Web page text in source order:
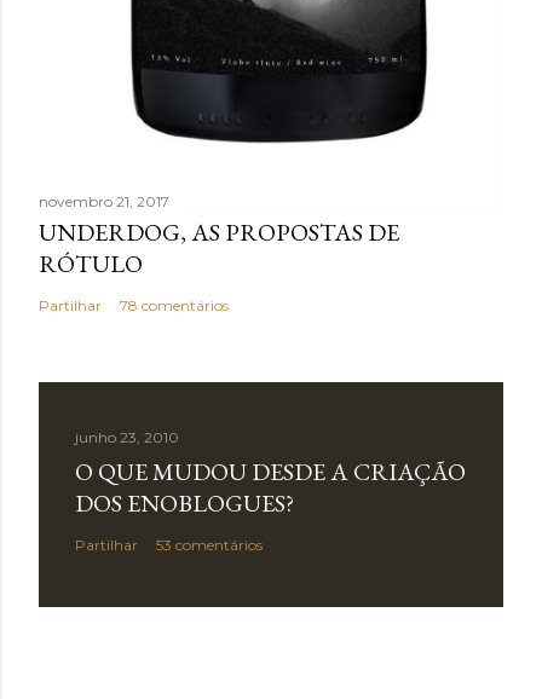
novembro 21, 2017
UNDERDOG, AS PROPOSTAS DE
RÓTULO
Partilhar 78 comentários
junho 23, 2010
O QUE MUDOU DESDE A CRIAÇÃO
DOS ENOBLOGUES?
Partilhar 53 comentários